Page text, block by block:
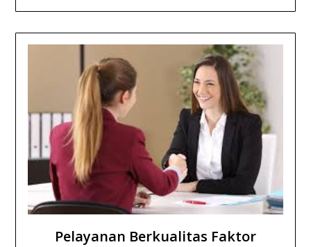
Pelayanan Berkualitas Faktor